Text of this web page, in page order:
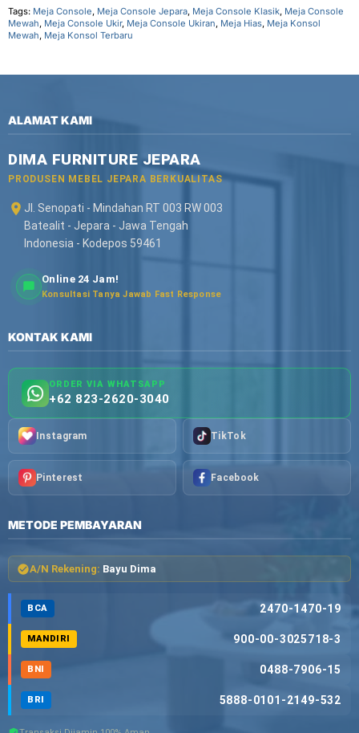
Tags: Meja Console, Meja Console Jepara, Meja Console Klasik, Meja Console
Mewah, Meja Console Ukir, Meja Console Ukiran, Meja Hias, Meja Konsol
Mewah, Meja Konsol Terbaru
ALAMAT KAMI
DIMA FURNITURE JEPARA
PRODUSEN MEBEL JEPARA BERKUALITAS
Jl. Senopati - Mindahan RT 003 RW 003
Batealit - Jepara - Jawa Tengah
Indonesia - Kodepos 59461
Online 24 Jam!
Konsultasi Tanya Jawab Fast Response
KONTAK KAMI
ORDER VIA WHATSAPP
+62 823-2620-3040
Instagram TikTok
Pinterest Facebook
METODE PEMBAYARAN
A/N Rekening: Bayu Dima
BCA 2470-1470-19
MANDIRI 900-00-3025718-3
BNI 0488-7906-15
BRI 5888-0101-2149-532